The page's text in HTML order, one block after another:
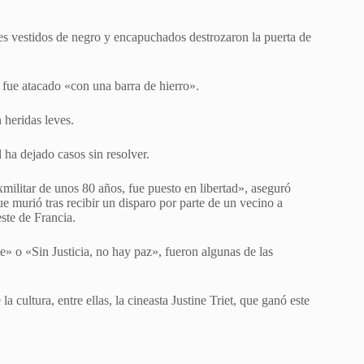
vestidos de negro y encapuchados destrozaron la puerta de
atacado «con una barra de hierro».
leves.
dejado casos sin resolver.
de unos 80 años, fue puesto en libertad», aseguró
murió tras recibir un disparo por parte de un vecino a
de Francia.
o «Sin Justicia, no hay paz», fueron algunas de las
cultura, entre ellas, la cineasta Justine Triet, que ganó este